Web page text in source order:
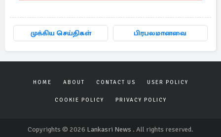
முக்கிய செய்திகள் பிரபலமானவை
HOME ABOUT CONTACT US USER POLICY
COOKIE POLICY PRIVACY POLICY
Copyrights © 2026 Lankasri News . All rights reserved.